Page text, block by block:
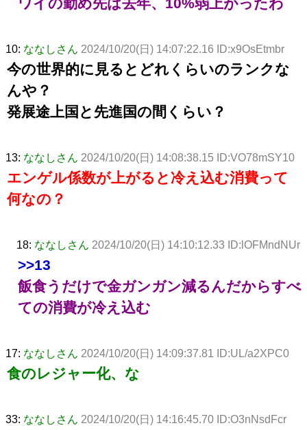
10: ななしさん 2024/10/20(日) 14:07:22.16 ID:x9OsEtmbr
今の世界的に見るとどれくらいのランクな
んや？
発展途上国と先進国の間くらい？
13: ななしさん 2024/10/20(日) 14:08:38.15 ID:VO78mSY10
エンゲル係数が上がると冷え込む消費って
何なの？
18: ななしさん 2024/10/20(日) 14:10:12.33 ID:lOFMndNUr
>>13
飯食うだけで金ガンガン減るんだからすべ
ての消費が冷え込む
17: ななしさん 2024/10/20(日) 14:09:37.81 ID:UL/a2XPC0
食のレジャー化、な
33: ななしさん 2024/10/20(日) 14:16:45.70 ID:O3nNsdFcr